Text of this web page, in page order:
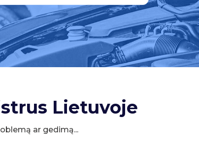
Lietuvoje
ar gedimą...